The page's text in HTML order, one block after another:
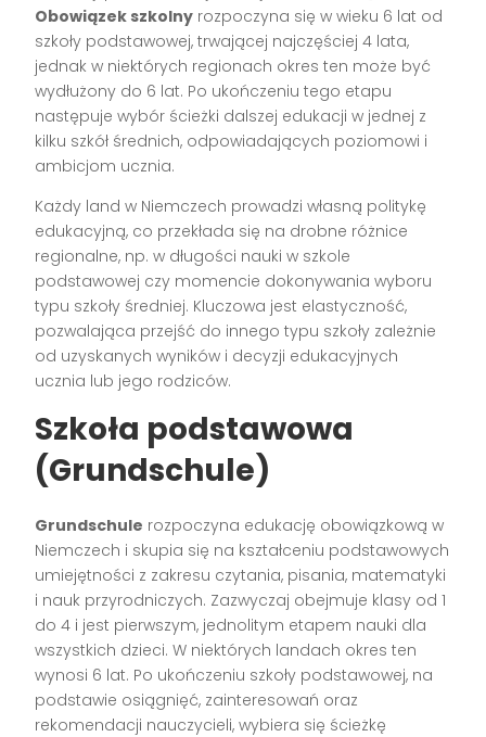
Obowiązek szkolny rozpoczyna się w wieku 6 lat od
szkoły podstawowej, trwającej najczęściej 4 lata,
jednak w niektórych regionach okres ten może być
wydłużony do 6 lat. Po ukończeniu tego etapu
następuje wybór ścieżki dalszej edukacji w jednej z
kilku szkół średnich, odpowiadających poziomowi i
ambicjom ucznia.
Każdy land w Niemczech prowadzi własną politykę
edukacyjną, co przekłada się na drobne różnice
regionalne, np. w długości nauki w szkole
podstawowej czy momencie dokonywania wyboru
typu szkoły średniej. Kluczowa jest elastyczność,
pozwalająca przejść do innego typu szkoły zależnie
od uzyskanych wyników i decyzji edukacyjnych
ucznia lub jego rodziców.
Szkoła podstawowa
(Grundschule)
Grundschule rozpoczyna edukację obowiązkową w
Niemczech i skupia się na kształceniu podstawowych
umiejętności z zakresu czytania, pisania, matematyki
i nauk przyrodniczych. Zazwyczaj obejmuje klasy od 1
do 4 i jest pierwszym, jednolitym etapem nauki dla
wszystkich dzieci. W niektórych landach okres ten
wynosi 6 lat. Po ukończeniu szkoły podstawowej, na
podstawie osiągnięć, zainteresowań oraz
rekomendacji nauczycieli, wybiera się ścieżkę